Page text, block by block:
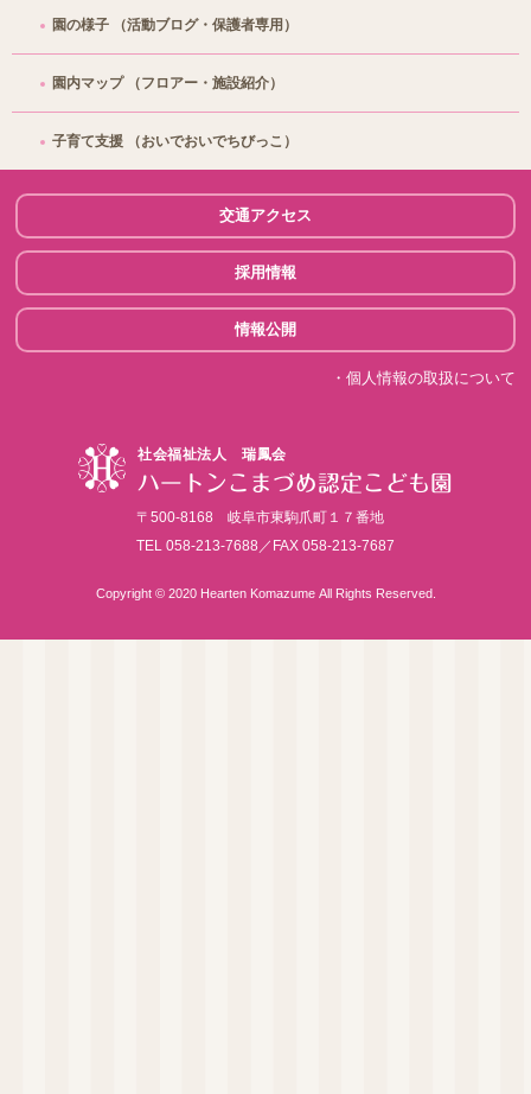
園の様子 （活動ブログ・保護者専用）
園内マップ（フロアー・施設紹介）
子育て支援 （おいでおいでちびっこ）
交通アクセス
採用情報
情報公開
・個人情報の取扱について
社会福祉法人 瑞鳳会
ハートンこまづめ認定こども園
〒500-8168 岐阜市東駒爪町１７番地
TEL 058-213-7688／FAX 058-213-7687
Copyright © 2020 Hearten Komazume All Rights Reserved.